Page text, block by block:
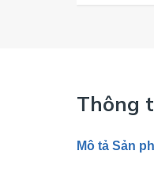
Thông
Mô tả Sản